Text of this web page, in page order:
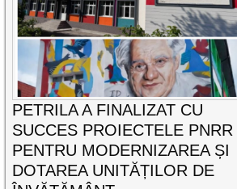
PETRILA A FINALIZAT CU
SUCCES PROIECTELE PNRR
PENTRU MODERNIZAREA ȘI
DOTAREA UNITĂȚILOR DE